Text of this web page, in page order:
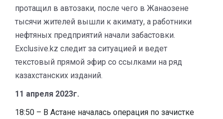
протащил в автозаки, после чего в Жанаозене
тысячи жителей вышли к акимату, а работники
нефтяных предприятий начали забастовки.
Exclusive.kz следит за ситуацией и ведет
текстовый прямой эфир со ссылками на ряд
казахстанских изданий.
11 апреля 2023г.
18:50 – В Астане началась операция по зачистке